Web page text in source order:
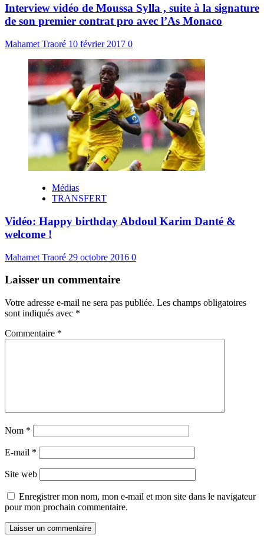
Interview vidéo de Moussa Sylla , suite à la signature
de son premier contrat pro avec l’As Monaco
Mahamet Traoré 10 février 2017 0
Médias
TRANSFERT
Vidéo: Happy birthday Abdoul Karim Danté &
welcome !
Mahamet Traoré 29 octobre 2016 0
Laisser un commentaire
Votre adresse e-mail ne sera pas publiée. Les champs obligatoires
sont indiqués avec *
Commentaire *
Nom *
E-mail *
Site web
Enregistrer mon nom, mon e-mail et mon site dans le navigateur
pour mon prochain commentaire.